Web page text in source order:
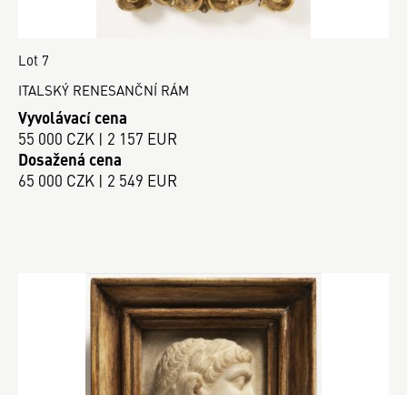
Lot 7
ITALSKÝ RENESANČNÍ RÁM
Vyvolávací cena
55 000 CZK | 2 157 EUR
Dosažená cena
65 000 CZK | 2 549 EUR